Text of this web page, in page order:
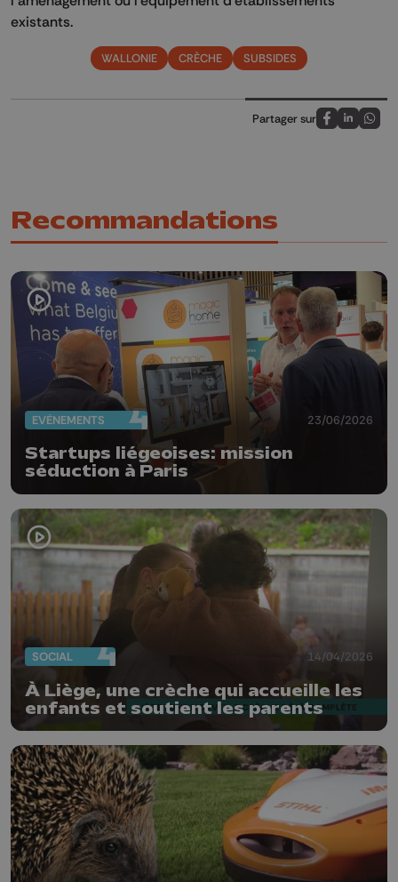
existants.
WALLONIE CRÈCHE SUBSIDES
Partager sur
Partagez sur
Partagez
Recommandations
EVÈNEMENTS 23/06/2026
Startups liégeoises: mission
séduction à Paris
SOCIAL 14/04/2026
À Liège, une crèche qui accueille les
enfants et soutient les parents